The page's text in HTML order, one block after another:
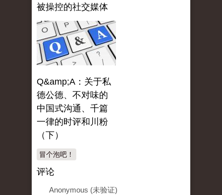
被操控的社交媒体
Q&amp;A：关于私
德公德、不对味的
中国式沟通、千篇
一律的时评和川粉
（下）
冒个泡吧！
评论
Anonymous (未验证)